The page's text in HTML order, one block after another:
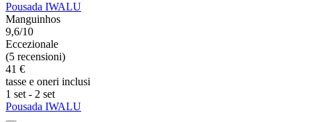
Pousada IWALU
Manguinhos
9,6/10
Eccezionale
(5 recensioni)
41 €
tasse e oneri inclusi
1 set - 2 set
Pousada IWALU